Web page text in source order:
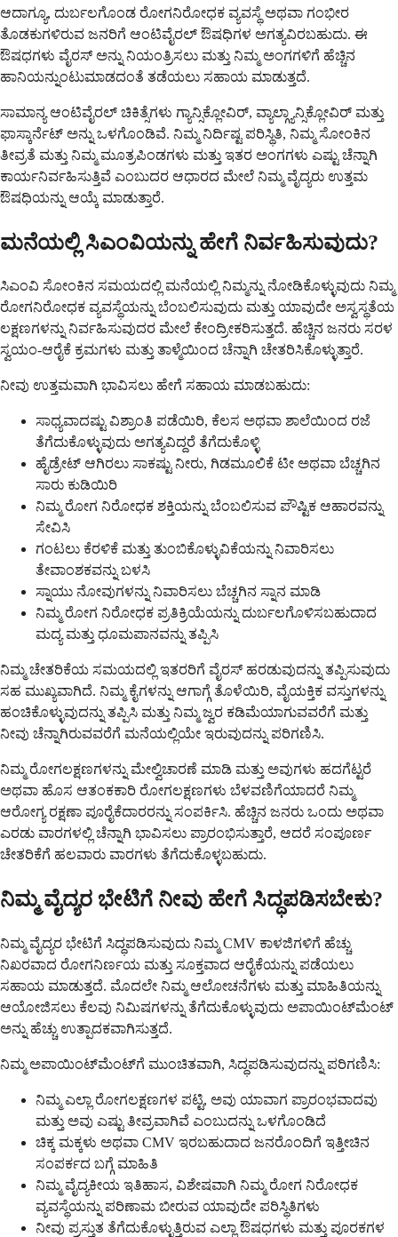
ಆದಾಗ್ಯೂ, ದುರ್ಬಲಗೊಂಡ ರೋಗನಿರೋಧಕ ವ್ಯವಸ್ಥೆ ಅಥವಾ ಗಂಭೀರ
ತೊಡಕುಗಳಿರುವ ಜನರಿಗೆ ಆಂಟಿವೈರಲ್ ಔಷಧಿಗಳ ಅಗತ್ಯವಿರಬಹುದು. ಈ
ಔಷಧಗಳು ವೈರಸ್ ಅನ್ನು ನಿಯಂತ್ರಿಸಲು ಮತ್ತು ನಿಮ್ಮ ಅಂಗಗಳಿಗೆ ಹೆಚ್ಚಿನ
ಹಾನಿಯನ್ನುಂಟುಮಾಡದಂತೆ ತಡೆಯಲು ಸಹಾಯ ಮಾಡುತ್ತದೆ.
ಸಾಮಾನ್ಯ ಆಂಟಿವೈರಲ್ ಚಿಕಿತ್ಸೆಗಳು ಗ್ಯಾನ್ಸಿಕ್ಲೋವಿರ್, ವ್ಯಾಲ್ಗ್ಯಾನ್ಸಿಕ್ಲೋವಿರ್ ಮತ್ತು
ಫಾಸ್ಕಾರ್ನೆಟ್ ಅನ್ನು ಒಳಗೊಂಡಿವೆ. ನಿಮ್ಮ ನಿರ್ದಿಷ್ಟ ಪರಿಸ್ಥಿತಿ, ನಿಮ್ಮ ಸೋಂಕಿನ
ತೀವ್ರತೆ ಮತ್ತು ನಿಮ್ಮ ಮೂತ್ರಪಿಂಡಗಳು ಮತ್ತು ಇತರ ಅಂಗಗಳು ಎಷ್ಟು ಚೆನ್ನಾಗಿ
ಕಾರ್ಯನಿರ್ವಹಿಸುತ್ತಿವೆ ಎಂಬುದರ ಆಧಾರದ ಮೇಲೆ ನಿಮ್ಮ ವೈದ್ಯರು ಉತ್ತಮ
ಔಷಧಿಯನ್ನು ಆಯ್ಕೆ ಮಾಡುತ್ತಾರೆ.
ಮನೆಯಲ್ಲಿ ಸಿಎಂವಿಯನ್ನು ಹೇಗೆ ನಿರ್ವಹಿಸುವುದು?
ಸಿಎಂವಿ ಸೋಂಕಿನ ಸಮಯದಲ್ಲಿ ಮನೆಯಲ್ಲಿ ನಿಮ್ಮನ್ನು ನೋಡಿಕೊಳ್ಳುವುದು ನಿಮ್ಮ
ರೋಗನಿರೋಧಕ ವ್ಯವಸ್ಥೆಯನ್ನು ಬೆಂಬಲಿಸುವುದು ಮತ್ತು ಯಾವುದೇ ಅಸ್ವಸ್ಥತೆಯ
ಲಕ್ಷಣಗಳನ್ನು ನಿರ್ವಹಿಸುವುದರ ಮೇಲೆ ಕೇಂದ್ರೀಕರಿಸುತ್ತದೆ. ಹೆಚ್ಚಿನ ಜನರು ಸರಳ
ಸ್ವಯಂ-ಆರೈಕೆ ಕ್ರಮಗಳು ಮತ್ತು ತಾಳ್ಮೆಯಿಂದ ಚೆನ್ನಾಗಿ ಚೇತರಿಸಿಕೊಳ್ಳುತ್ತಾರೆ.
ನೀವು ಉತ್ತಮವಾಗಿ ಭಾವಿಸಲು ಹೇಗೆ ಸಹಾಯ ಮಾಡಬಹುದು:
ಸಾಧ್ಯವಾದಷ್ಟು ವಿಶ್ರಾಂತಿ ಪಡೆಯಿರಿ, ಕೆಲಸ ಅಥವಾ ಶಾಲೆಯಿಂದ ರಜೆ
ತೆಗೆದುಕೊಳ್ಳುವುದು ಅಗತ್ಯವಿದ್ದರೆ ತೆಗೆದುಕೊಳ್ಳಿ
ಹೈಡ್ರೇಟ್ ಆಗಿರಲು ಸಾಕಷ್ಟು ನೀರು, ಗಿಡಮೂಲಿಕೆ ಟೀ ಅಥವಾ ಬೆಚ್ಚಗಿನ
ಸಾರು ಕುಡಿಯಿರಿ
ನಿಮ್ಮ ರೋಗ ನಿರೋಧಕ ಶಕ್ತಿಯನ್ನು ಬೆಂಬಲಿಸುವ ಪೌಷ್ಟಿಕ ಆಹಾರವನ್ನು
ಸೇವಿಸಿ
ಗಂಟಲು ಕೆರಳಿಕೆ ಮತ್ತು ತುಂಬಿಕೊಳ್ಳುವಿಕೆಯನ್ನು ನಿವಾರಿಸಲು
ತೇವಾಂಶಕವನ್ನು ಬಳಸಿ
ಸ್ನಾಯು ನೋವುಗಳನ್ನು ನಿವಾರಿಸಲು ಬೆಚ್ಚಗಿನ ಸ್ನಾನ ಮಾಡಿ
ನಿಮ್ಮ ರೋಗ ನಿರೋಧಕ ಪ್ರತಿಕ್ರಿಯೆಯನ್ನು ದುರ್ಬಲಗೊಳಿಸಬಹುದಾದ
ಮದ್ಯ ಮತ್ತು ಧೂಮಪಾನವನ್ನು ತಪ್ಪಿಸಿ
ನಿಮ್ಮ ಚೇತರಿಕೆಯ ಸಮಯದಲ್ಲಿ ಇತರರಿಗೆ ವೈರಸ್ ಹರಡುವುದನ್ನು ತಪ್ಪಿಸುವುದು
ಸಹ ಮುಖ್ಯವಾಗಿದೆ. ನಿಮ್ಮ ಕೈಗಳನ್ನು ಆಗಾಗ್ಗೆ ತೊಳೆಯಿರಿ, ವೈಯಕ್ತಿಕ ವಸ್ತುಗಳನ್ನು
ಹಂಚಿಕೊಳ್ಳುವುದನ್ನು ತಪ್ಪಿಸಿ ಮತ್ತು ನಿಮ್ಮ ಜ್ವರ ಕಡಿಮೆಯಾಗುವವರೆಗೆ ಮತ್ತು
ನೀವು ಚೆನ್ನಾಗಿರುವವರೆಗೆ ಮನೆಯಲ್ಲಿಯೇ ಇರುವುದನ್ನು ಪರಿಗಣಿಸಿ.
ನಿಮ್ಮ ರೋಗಲಕ್ಷಣಗಳನ್ನು ಮೇಲ್ವಿಚಾರಣೆ ಮಾಡಿ ಮತ್ತು ಅವುಗಳು ಹದಗೆಟ್ಟರೆ
ಅಥವಾ ಹೊಸ ಆತಂಕಕಾರಿ ರೋಗಲಕ್ಷಣಗಳು ಬೆಳವಣಿಗೆಯಾದರೆ ನಿಮ್ಮ
ಆರೋಗ್ಯ ರಕ್ಷಣಾ ಪೂರೈಕೆದಾರರನ್ನು ಸಂಪರ್ಕಿಸಿ. ಹೆಚ್ಚಿನ ಜನರು ಒಂದು ಅಥವಾ
ಎರಡು ವಾರಗಳಲ್ಲಿ ಚೆನ್ನಾಗಿ ಭಾವಿಸಲು ಪ್ರಾರಂಭಿಸುತ್ತಾರೆ, ಆದರೆ ಸಂಪೂರ್ಣ
ಚೇತರಿಕೆಗೆ ಹಲವಾರು ವಾರಗಳು ತೆಗೆದುಕೊಳ್ಳಬಹುದು.
ನಿಮ್ಮ ವೈದ್ಯರ ಭೇಟಿಗೆ ನೀವು ಹೇಗೆ ಸಿದ್ಧಪಡಿಸಬೇಕು?
ನಿಮ್ಮ ವೈದ್ಯರ ಭೇಟಿಗೆ ಸಿದ್ಧಪಡಿಸುವುದು ನಿಮ್ಮ CMV ಕಾಳಜಿಗಳಿಗೆ ಹೆಚ್ಚು
ನಿಖರವಾದ ರೋಗನಿರ್ಣಯ ಮತ್ತು ಸೂಕ್ತವಾದ ಆರೈಕೆಯನ್ನು ಪಡೆಯಲು
ಸಹಾಯ ಮಾಡುತ್ತದೆ. ಮೊದಲೇ ನಿಮ್ಮ ಆಲೋಚನೆಗಳು ಮತ್ತು ಮಾಹಿತಿಯನ್ನು
ಆಯೋಜಿಸಲು ಕೆಲವು ನಿಮಿಷಗಳನ್ನು ತೆಗೆದುಕೊಳ್ಳುವುದು ಅಪಾಯಿಂಟ್‌ಮೆಂಟ್
ಅನ್ನು ಹೆಚ್ಚು ಉತ್ಪಾದಕವಾಗಿಸುತ್ತದೆ.
ನಿಮ್ಮ ಅಪಾಯಿಂಟ್‌ಮೆಂಟ್‌ಗೆ ಮುಂಚಿತವಾಗಿ, ಸಿದ್ಧಪಡಿಸುವುದನ್ನು ಪರಿಗಣಿಸಿ:
ನಿಮ್ಮ ಎಲ್ಲಾ ರೋಗಲಕ್ಷಣಗಳ ಪಟ್ಟಿ, ಅವು ಯಾವಾಗ ಪ್ರಾರಂಭವಾದವು
ಮತ್ತು ಅವು ಎಷ್ಟು ತೀವ್ರವಾಗಿವೆ ಎಂಬುದನ್ನು ಒಳಗೊಂಡಿದೆ
ಚಿಕ್ಕ ಮಕ್ಕಳು ಅಥವಾ CMV ಇರಬಹುದಾದ ಜನರೊಂದಿಗೆ ಇತ್ತೀಚಿನ
ಸಂಪರ್ಕದ ಬಗ್ಗೆ ಮಾಹಿತಿ
ನಿಮ್ಮ ವೈದ್ಯಕೀಯ ಇತಿಹಾಸ, ವಿಶೇಷವಾಗಿ ನಿಮ್ಮ ರೋಗ ನಿರೋಧಕ
ವ್ಯವಸ್ಥೆಯನ್ನು ಪರಿಣಾಮ ಬೀರುವ ಯಾವುದೇ ಪರಿಸ್ಥಿತಿಗಳು
ನೀವು ಪ್ರಸ್ತುತ ತೆಗೆದುಕೊಳ್ಳುತ್ತಿರುವ ಎಲ್ಲಾ ಔಷಧಗಳು ಮತ್ತು ಪೂರಕಗಳ